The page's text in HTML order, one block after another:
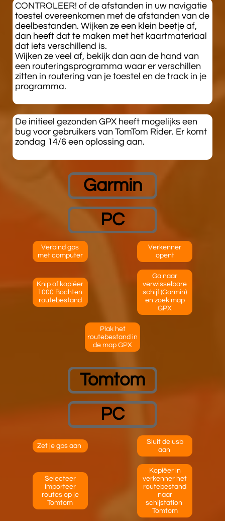
​CONTROLEER! of de afstanden in uw navigatie
toestel overeenkomen met de afstanden van de
deelbestanden. Wijken ze een klein beetje af,
dan heeft dat te maken met het kaartmateriaal
dat iets verschillend is.
Wijken ze veel af, bekijk dan aan de hand van
een routeringsprogramma waar er verschillen
zitten in routering van je toestel en de track in je
programma.
​De initieel gezonden GPX heeft mogelijks een
bug voor gebruikers van TomTom Rider. Er komt
zondag 14/6 een oplossing aan.
Garmin
PC
Verbind gps
met computer
Verkenner
opent
Knip of kopiëer
1000 Bochten
routebestand
Ga naar
verwisselbare
schijf (Garmin)
en zoek map
GPX
Plak het
routebestand in
de map GPX
Tomtom
PC
Zet je gps aan
Sluit de usb
aan
Selecteer
importeer
routes op je
Tomtom
Kopiëer in
verkenner het
routebestand
naar
schijstation
Tomtom